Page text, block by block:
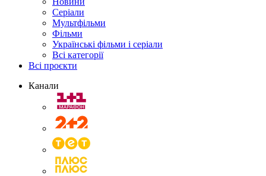
Серіали
Мультфільми
Фільми
Українські фільми і серіали
Всі категорії
Всі проєкти
Канали